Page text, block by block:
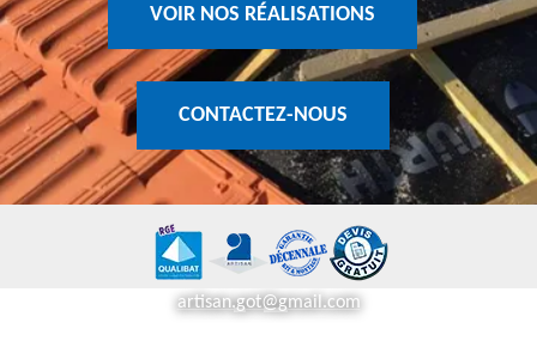
VOIR NOS RÉALISATIONS
CONTACTEZ-NOUS
artisan.got@gmail.com